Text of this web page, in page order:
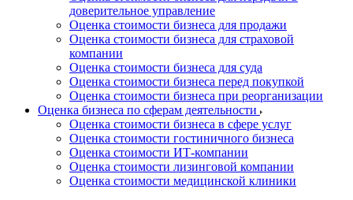
доверительное управление
Оценка стоимости бизнеса для продажи
Оценка стоимости бизнеса для страховой
компании
Оценка стоимости бизнеса для суда
Оценка стоимости бизнеса перед покупкой
Оценка стоимости бизнеса при реорганизации
Оценка бизнеса по сферам деятельности
Оценка стоимости бизнеса в сфере услуг
Оценка стоимости гостиничного бизнеса
Оценка стоимости ИТ-компании
Оценка стоимости лизинговой компании
Оценка стоимости медицинской клиники